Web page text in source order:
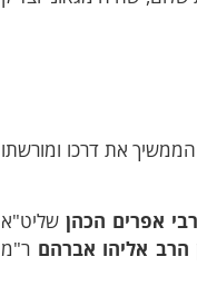
את דרכו ומורשתו
רבי אפרים הכהןשליט"א
הרב אליהו אברהם ר"מ